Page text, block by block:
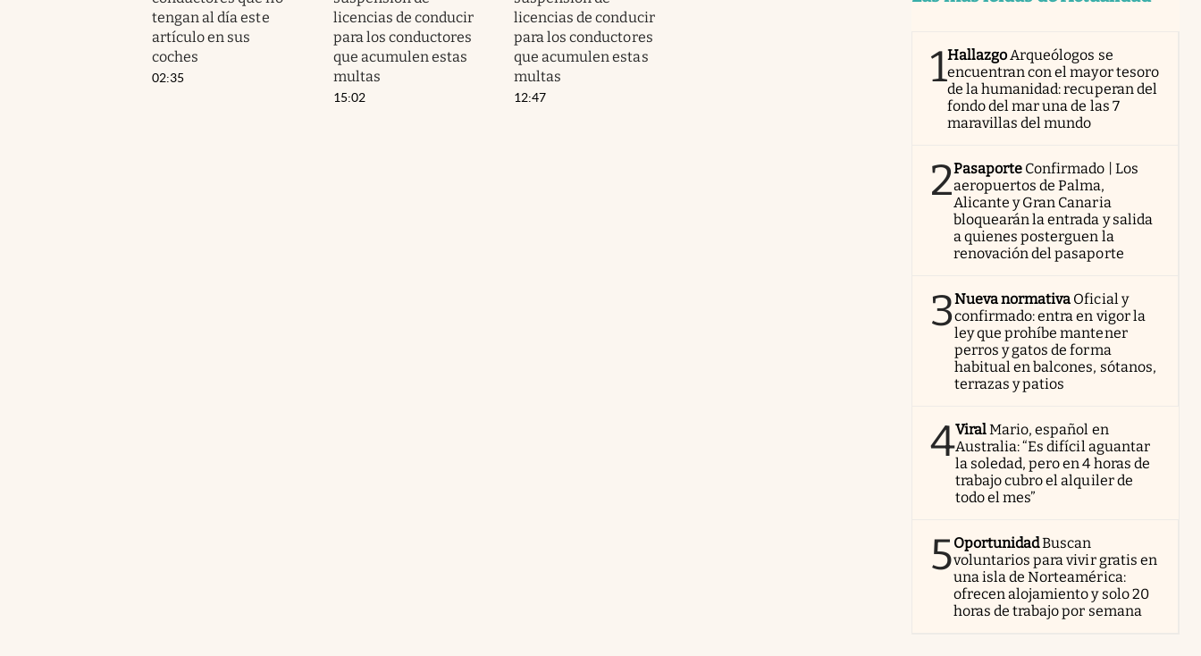
tengan al día este
artículo en sus
coches
02:35
licencias de conducir
para los conductores
que acumulen estas
multas
15:02
licencias de conducir
para los conductores
que acumulen estas
multas
12:47
1HallazgoArqueólogos se
encuentran con el mayor tesoro
de la humanidad: recuperan del
fondo del mar una de las 7
maravillas del mundo
2Pasaporte Confirmado | Los
aeropuertos de Palma,
Alicante y Gran Canaria
bloquearán la entrada y salida
a quienes posterguen la
renovación del pasaporte
3Nueva normativa Oficial y
confirmado: entra en vigor la
ley que prohíbe mantener
perros y gatos de forma
habitual en balcones, sótanos,
terrazas y patios
4ViralMario, español en
Australia: “Es difícil aguantar
la soledad, pero en 4 horas de
trabajo cubro el alquiler de
todo el mes”
5OportunidadBuscan
voluntarios para vivir gratis en
una isla de Norteamérica:
ofrecen alojamiento y solo 20
horas de trabajo por semana